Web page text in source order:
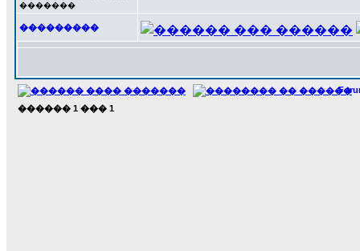
�������
���������
������ 1 ��� 1